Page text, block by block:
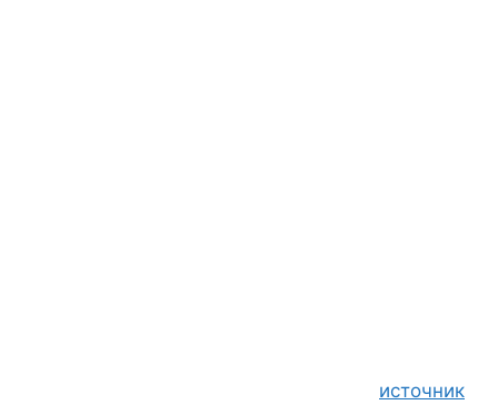
источник